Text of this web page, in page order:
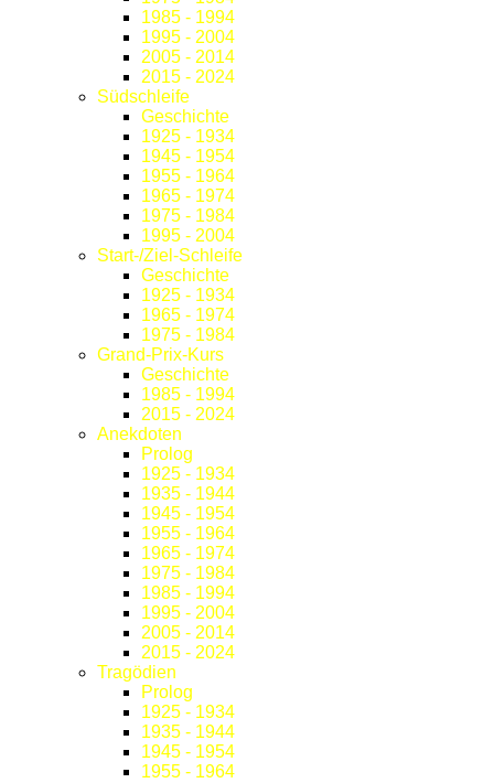
1985 - 1994
1995 - 2004
2005 - 2014
2015 - 2024
Südschleife
Geschichte
1925 - 1934
1945 - 1954
1955 - 1964
1965 - 1974
1975 - 1984
1995 - 2004
Start-/Ziel-Schleife
Geschichte
1925 - 1934
1965 - 1974
1975 - 1984
Grand-Prix-Kurs
Geschichte
1985 - 1994
2015 - 2024
Anekdoten
Prolog
1925 - 1934
1935 - 1944
1945 - 1954
1955 - 1964
1965 - 1974
1975 - 1984
1985 - 1994
1995 - 2004
2005 - 2014
2015 - 2024
Tragödien
Prolog
1925 - 1934
1935 - 1944
1945 - 1954
1955 - 1964